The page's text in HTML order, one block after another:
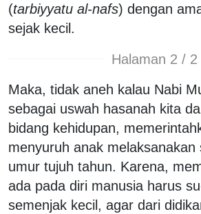
(tarbiyyatu al-nafs) dengan
sejak kecil.
Halaman 2 / 2
Maka, tidak aneh kalau Nabi
sebagai uswah hasanah kita
bidang kehidupan,
menyuruh anak melaksanakan
umur tujuh tahun. Karena,
ada pada diri manusia harus
semenjak kecil, agar dari